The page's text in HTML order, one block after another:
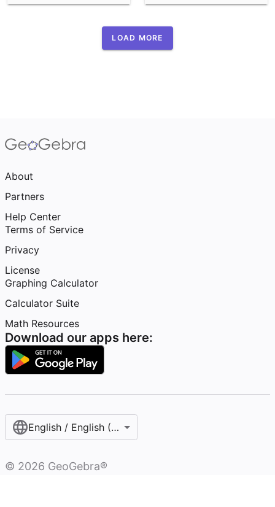
LOAD MORE
About
Partners
Help Center
Terms of Service
Privacy
License
Graphing Calculator
Calculator Suite
Math Resources
Download our apps here:
English / English (United States)
© 2026 GeoGebra®